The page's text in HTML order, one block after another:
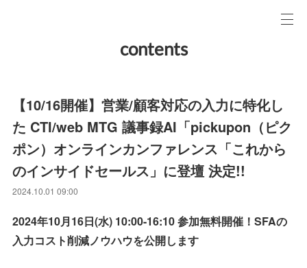
contents
【10/16開催】営業/顧客対応の入力に特化し
た CTI/web MTG 議事録AI「pickupon（ピク
ポン）オンラインカンファレンス「これから
のインサイドセールス」に登壇 決定!!
2024.10.01 09:00
2024年10月16日(水) 10:00-16:10 参加無料開催！SFAの
入力コスト削減ノウハウを公開します